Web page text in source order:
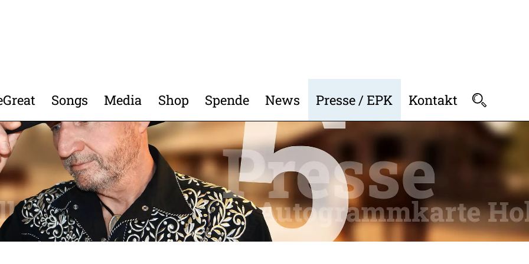
Songs Media Shop Spende News Presse / EPK Kontakt